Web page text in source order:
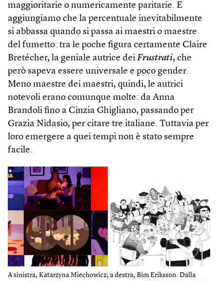
maggioritarie o numericamente paritarie. E
aggiungiamo che la percentuale inevitabilmente
si abbassa quando si passa ai maestri o maestre
del fumetto: tra le poche figura certamente Claire
Bretécher, la geniale autrice dei Frustrati, che
però sapeva essere universale e poco gender.
Meno maestre dei maestri, quindi, le autrici
notevoli erano comunque molte: da Anna
Brandoli fino a Cinzia Ghigliano, passando per
Grazia Nidasio, per citare tre italiane. Tuttavia per
loro emergere a quei tempi non è stato sempre
facile.
A sinistra, Katarzyna Miechowicz; a destra, Bim Eriksson. Dalla